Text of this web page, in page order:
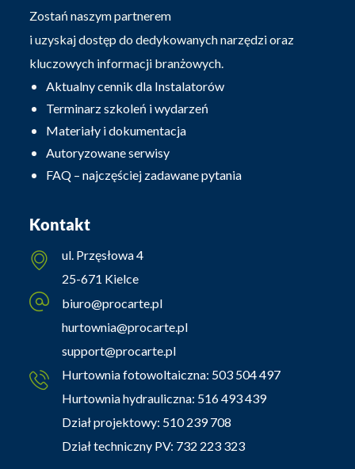
Zostań naszym partnerem
i uzyskaj dostęp do dedykowanych narzędzi oraz
kluczowych informacji branżowych.
Aktualny cennik dla Instalatorów
Terminarz szkoleń i wydarzeń
Materiały i dokumentacja
Autoryzowane serwisy
FAQ – najczęściej zadawane pytania
Kontakt
ul. Przęsłowa 4
25-671 Kielce
biuro@procarte.pl
hurtownia@procarte.pl
support@procarte.pl
Hurtownia fotowoltaiczna: 503 504 497
Hurtownia hydrauliczna: 516 493 439
Dział projektowy: 510 239 708
Dział techniczny PV: 732 223 323